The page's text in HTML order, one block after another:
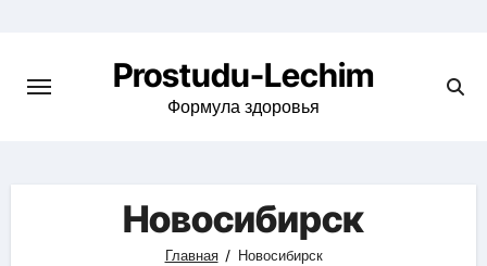
содержимому
Prostudu-Lechim
Формула здоровья
Новосибирск
Главная Новосибирск